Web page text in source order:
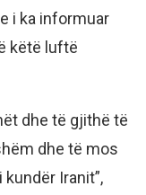
i ka informuar
këtë luftë
dhe të gjithë të
dhe të mos
Iranit”,